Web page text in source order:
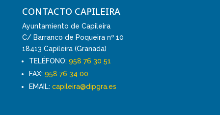
CONTACTO CAPILEIRA
Ayuntamiento de Capileira
C/ Barranco de Poqueira nº 10
18413 Capileira (Granada)
TELÉFONO: 958 76 30 51
FAX: 958 76 34 00
EMAIL: capileira@dipgra.es